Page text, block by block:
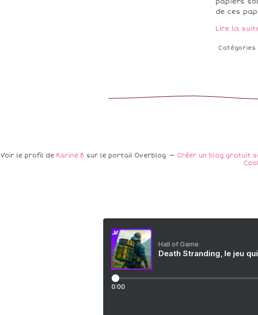
de ces
Lire la
Catégories
Voir le profil de Karine B sur le portail Overblog Créer un blog gratuit
Hall of Game
Death Stranding, le jeu
0:00